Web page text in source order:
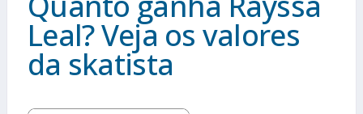
Leal? Veja os valores
da skatista